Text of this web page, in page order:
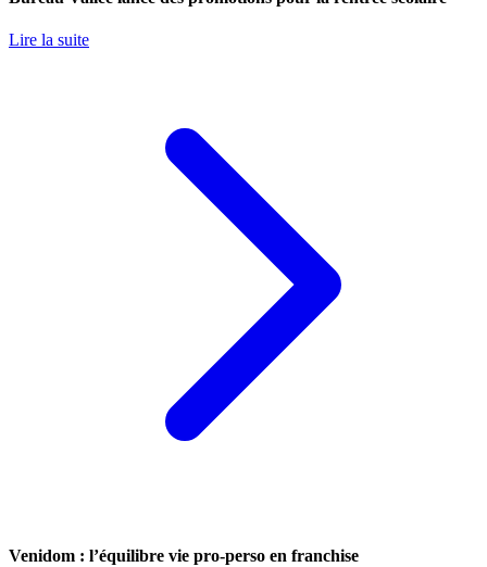
Lire la suite
Venidom : l’équilibre vie pro-perso en franchise